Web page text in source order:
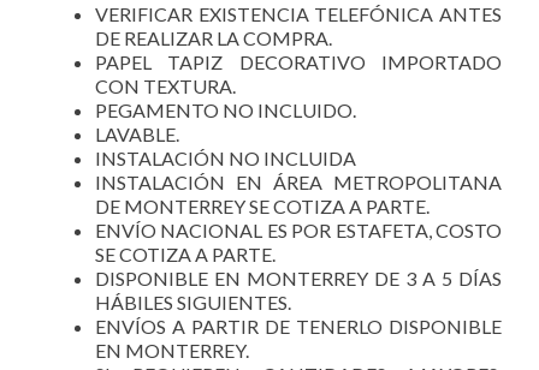
VERIFICAR EXISTENCIA TELEFÓNICA ANTES
DE REALIZAR LA COMPRA.
PAPEL TAPIZ DECORATIVO IMPORTADO
CON TEXTURA.
PEGAMENTO NO INCLUIDO.
LAVABLE.
INSTALACIÓN NO INCLUIDA
INSTALACIÓN EN ÁREA METROPOLITANA
DE MONTERREY SE COTIZA A PARTE.
ENVÍO NACIONAL ES POR ESTAFETA, COSTO
SE COTIZA A PARTE.
DISPONIBLE EN MONTERREY DE 3 A 5 DÍAS
HÁBILES SIGUIENTES.
ENVÍOS A PARTIR DE TENERLO DISPONIBLE
EN MONTERREY.